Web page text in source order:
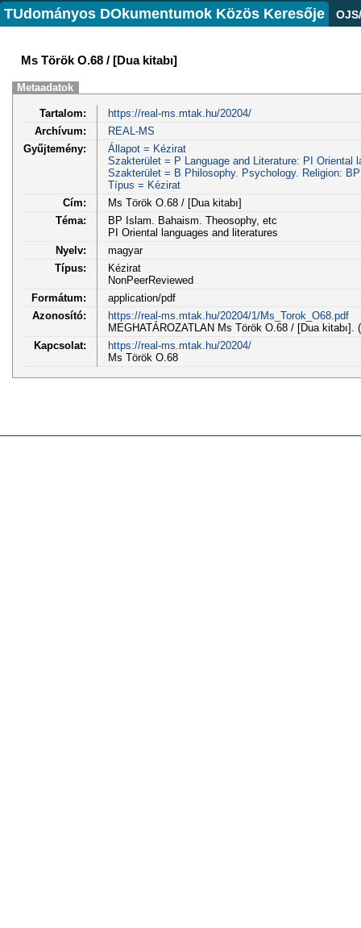
TUdományos DOkumentumok Közös Keresője
Ms Török O.68 / [Dua kitabı]
Metaadatok
Tartalom:
https://real-ms.mtak.hu/20204/
Archívum:
REAL-MS
Gyűjtemény:
Állapot = Kézirat
Szakterület = P Language and Literature: PI Oriental
Szakterület = B Philosophy. Psychology. Religion:
Típus = Kézirat
Cím:
Ms Török O.68 / [Dua kitabı]
Téma:
BP Islam. Bahaism. Theosophy, etc
PI Oriental languages and literatures
Nyelv:
magyar
Típus:
Kézirat
NonPeerReviewed
Formátum:
application/pdf
Azonosító:
https://real-ms.mtak.hu/20204/1/Ms_Torok_O68.pdf
MEGHATÁROZATLAN Ms Török O.68 / [Dua kitabı].
Kapcsolat:
https://real-ms.mtak.hu/20204/
Ms Török O.68